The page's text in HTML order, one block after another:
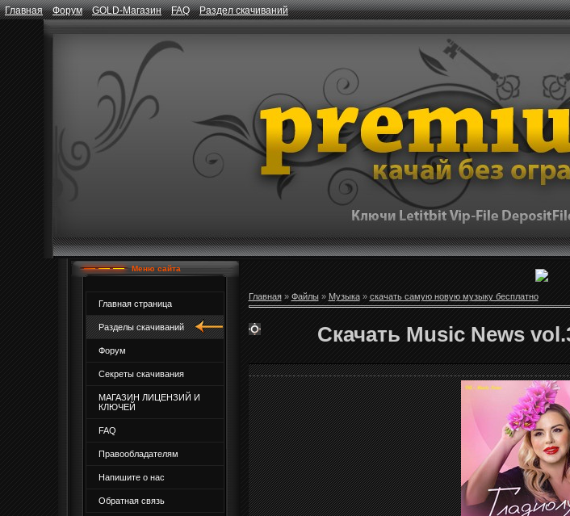
Главная Форум GOLD-Магазин FAQ Раздел скачиваний
Меню сайта
Главная страница
Разделы скачиваний
Форум
Секреты скачивания
МАГАЗИН ЛИЦЕНЗИЙ И
КЛЮЧЕЙ
FAQ
Правообладателям
Напишите о нас
Обратная связь
Главная» Файлы» Музыка» скачать самую новую музыку бесплатно
Скачать Music News